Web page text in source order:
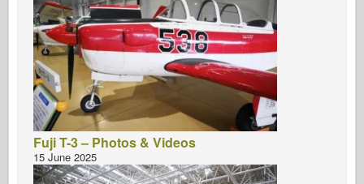
Fuji T-3 – Photos & Videos
15 June 2025